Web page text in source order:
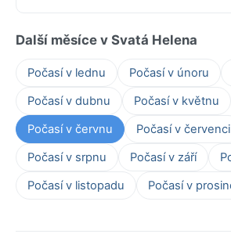
Další měsíce v Svatá Helena
Počasí v lednu Počasí v únoru
Počasí v dubnu
Počasí v květnu
Počasí v červnu
Počasí v červenci
Počasí v srpnu
Počasí v září
Počasí v listopadu
Počasí v